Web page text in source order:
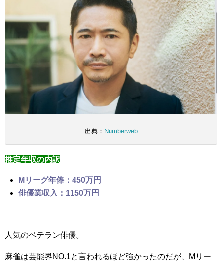
出典： Numberweb
推定年収の内訳
Mリーグ年俸：450万円
俳優業収入：1150万円
人気のベテラン俳優。
麻雀は芸能界NO.1と言われるほど強かったのだが、Mリー